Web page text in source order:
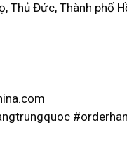
Thủ Đức, Thành phố